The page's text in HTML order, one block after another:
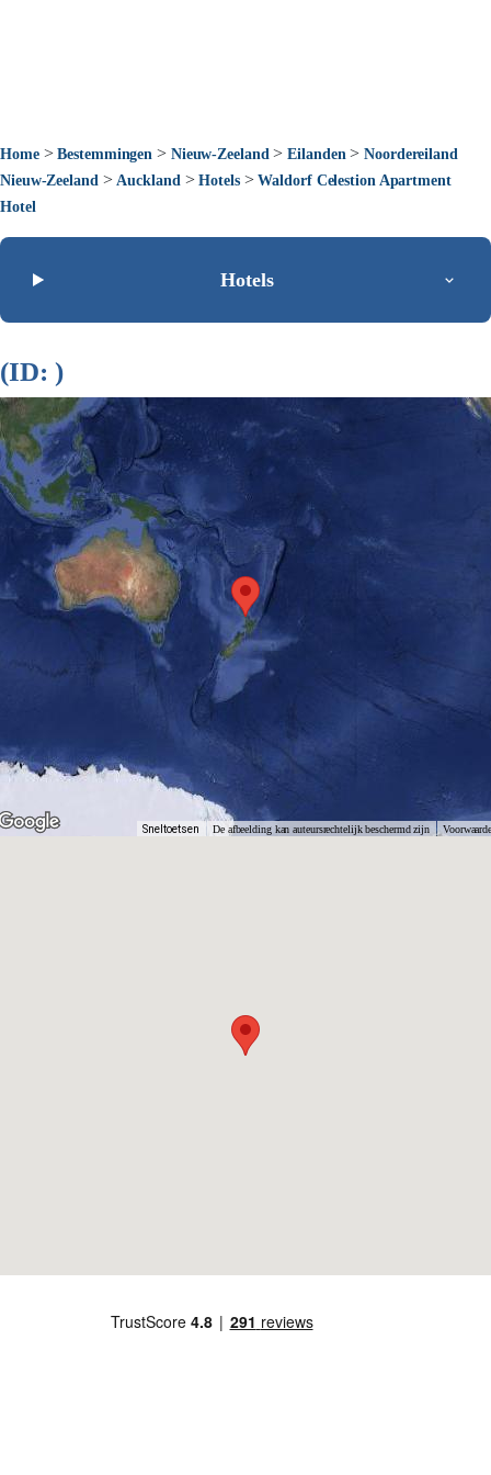
Home>Bestemmingen > Nieuw-Zeeland >Eilanden >Noordereiland
Nieuw-Zeeland > Auckland >Hotels>Waldorf Celestion Apartment
Hotel
Hotels
(ID: )
Sneltoetsen De afbeelding kan auteursrechtelijk beschermd zijn